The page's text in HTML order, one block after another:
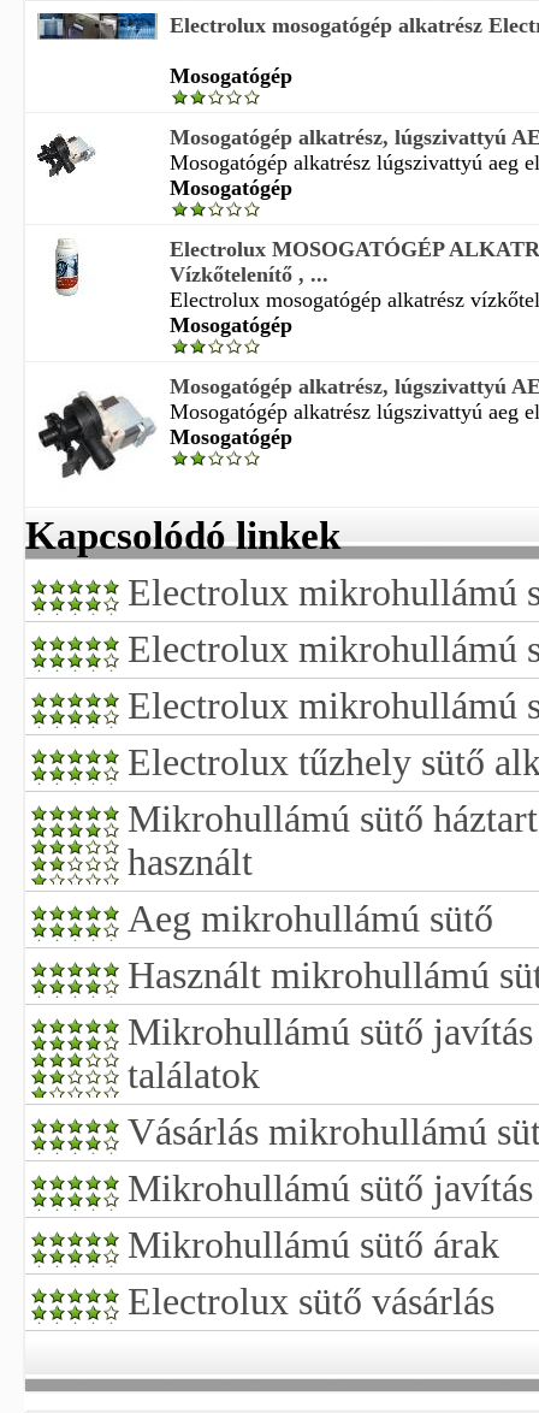
Electrolux mosogatógép alkatrész
Mosogatógép
Mosogatógép alkatrész, lúgszivattyú
Mosogatógép alkatrész lúgszivattyú aeg
Mosogatógép
Electrolux MOSOGATÓGÉP
Vízkőtelenítő , ...
Electrolux mosogatógép alkatrész
Mosogatógép
Mosogatógép alkatrész, lúgszivattyú
Mosogatógép alkatrész lúgszivattyú aeg
Mosogatógép
Kapcsolódó linkek
Electrolux mikrohullámú
Electrolux mikrohullámú
Electrolux mikrohullámú
Electrolux tűzhely sütő
Mikrohullámú sütő
használt
Aeg mikrohullámú sütő
Használt mikrohullámú
Mikrohullámú sütő
találatok
Vásárlás mikrohullámú
Mikrohullámú sütő javítás
Mikrohullámú sütő árak
Electrolux sütő vásárlás